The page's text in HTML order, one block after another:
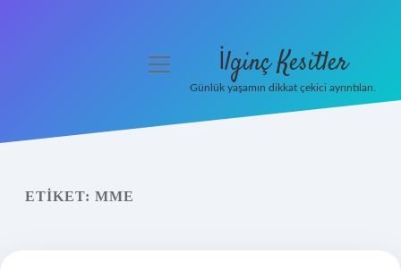
Yasal Uyarı
menüyü
İlginç Kesitler
Günlük yaşamın dikkat çekici ayrıntıları.
ETIKET: MME